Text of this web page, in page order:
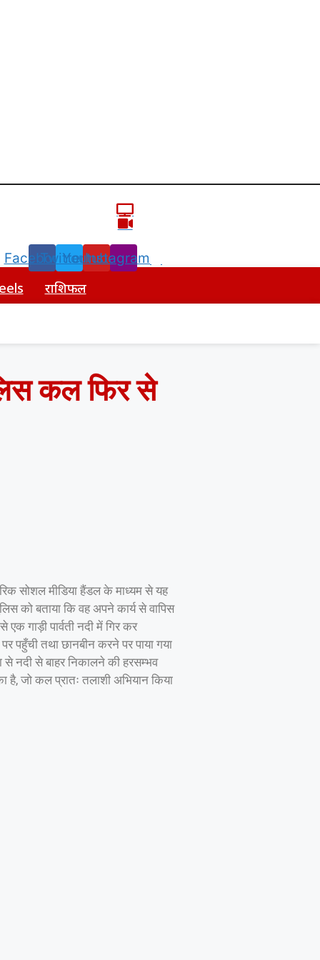
Facebook
TwitterYoutube
Instagram
राशिफल
कल फिर से
सोशल मीडिया हैंडल के माध्यम से यह
को बताया कि वह अपने कार्य से वापिस
गाड़ी पार्वती नदी में गिर कर
पहुँची तथा छानबीन करने पर पाया गया
से नदी से बाहर निकालने की हरसम्भव
है, जो कल प्रातः तलाशी अभियान किया